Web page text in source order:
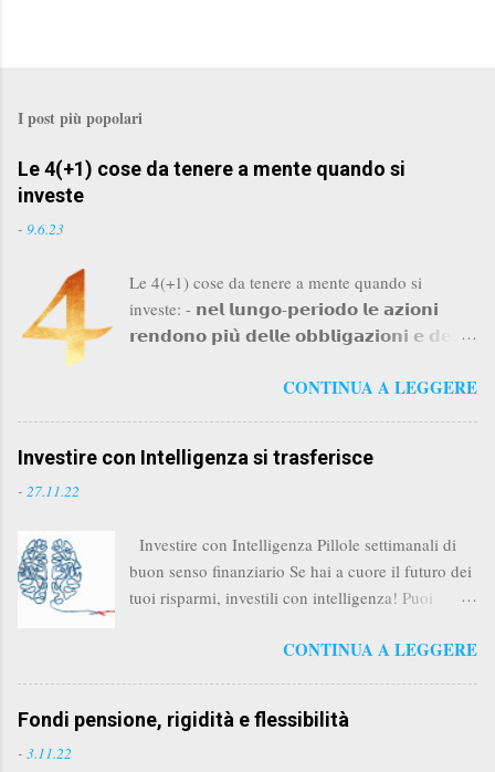
I post più popolari
Le 4(+1) cose da tenere a mente quando si
investe
- 9.6.23
Le 4(+1) cose da tenere a mente quando si
investe: - 𝗻𝗲𝗹 𝗹𝘂𝗻𝗴𝗼-𝗽𝗲𝗿𝗶𝗼𝗱𝗼 𝗹𝗲 𝗮𝘇𝗶𝗼𝗻𝗶
𝗿𝗲𝗻𝗱𝗼𝗻𝗼 𝗽𝗶𝘂̀ 𝗱𝗲𝗹𝗹𝗲 𝗼𝗯𝗯𝗹𝗶𝗴𝗮𝘇𝗶𝗼𝗻𝗶 𝗲 𝗱𝗲𝗹𝗹𝗮
maggiore è la differenza - 𝗽𝗲𝗿 𝗽𝗼𝘁𝗲𝗿
alle crisi e alle recessioni. Obbligazioni e liquidità
prezzi sono bassi - 𝗹'𝗶𝗻𝗳𝗹𝗮𝘇𝗶𝗼𝗻𝗲 𝗴𝗶𝗼𝗰𝗮 𝘂𝗻
𝗿𝘂𝗼𝗹𝗼 𝗽𝗶𝘂̀ 𝗶𝗺𝗽𝗼𝗿𝘁𝗮𝗻𝘁𝗲 𝗱𝗶 𝗾𝘂𝗲𝗹𝗹𝗼 𝗰𝗵𝗲
𝗽𝗼𝘀𝘀𝗶𝗮𝗺𝗼 𝗽𝗲𝗻𝘀𝗮𝗿𝗲. Il rendimento composto
noi quando si tratta di inflazione - 𝗶 𝗺𝗲𝗿𝗰𝗮𝘁𝗶
𝘀𝗼𝗻𝗼 𝗶𝗻 𝗰𝗼𝗻𝘁𝗶𝗻𝘂𝗼 𝗺𝘂𝘁𝗮𝗺𝗲𝗻𝘁𝗼, ciò che
funziona oggi non è detto funzionerà anche
domani e viceversa. La flessibilità...
CONTINUA A LEGGERE
Investire con Intelligenza si trasferisce
- 27.11.22
Investire con Intelligenza Pillole settimanali di
buon senso finanziario Se hai a cuore il futuro dei
tuoi risparmi, investili con intelligenza! Puoi
CONTINUA A LEGGERE
Fondi pensione, rigidità e flessibilità
- 3.11.22